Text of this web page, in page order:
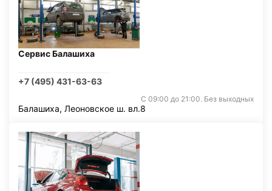
Сервис Балашиха
+7 (495) 431-63-63
С 09:00 до 21:00. Без выходных
Балашиха, Леоновское ш. вл.8